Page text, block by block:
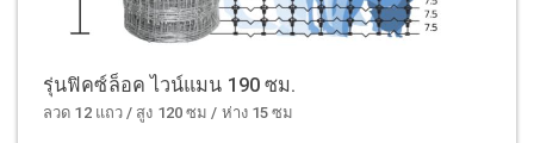
รุ่นฟิคซ์ล็อค ไวน์แมน 190 ซม.
ลวด 12 แถว / สูง 120 ซม / ห่าง 15 ซม